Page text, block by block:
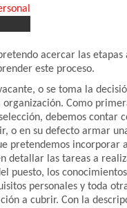
acercar las etapas
este proceso.
o se toma la
organización. Como
debemos contar
o en su defecto armar
pretendemos incorporar
detallar las tareas a
puesto, los
personales y toda
a cubrir. Con la